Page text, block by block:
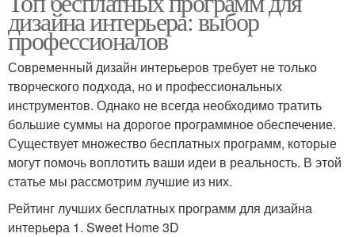
дизайна интерьера: выбор
профессионалов
Современный дизайн интерьеров требует не только
творческого подхода, но и профессиональных
инструментов. Однако не всегда необходимо тратить
большие суммы на дорогое программное обеспечение.
Существует множество бесплатных программ, которые
могут помочь воплотить ваши идеи в реальность. В этой
статье мы рассмотрим лучшие из них.
Рейтинг лучших бесплатных программ для дизайна
интерьера 1. Sweet Home 3D